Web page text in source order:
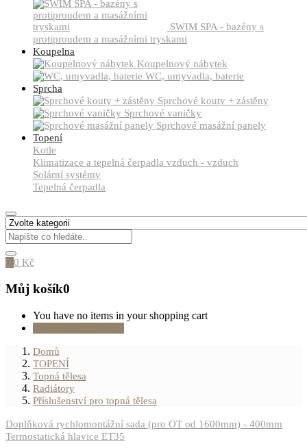
SWIM SPA - bazény s
protiproudem a masážními tryskami
Koupelna
Koupelnový nábytek
WC, umyvadla, baterie
Sprcha
Sprchové kouty + zástěny
Sprchové vaničky
Sprchové masážní panely
Topení
Kotle
Klimatizace a tepelná čerpadla vzduch - vzduch
Solární systémy
Tepelná čerpadla
0 0 Kč
Můj košík0
You have no items in your shopping cart
Domů
TOPENÍ
Topná tělesa
Radiátory
Příslušenství pro topná tělesa
Doplňková rychlomontážní sada (pro OT od 1600mm) - 400mm
Termostatická hlavice ET35